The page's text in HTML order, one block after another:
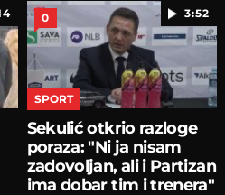
3:52
0
SPORT
Sekulić otkrio razloge
poraza: "Ni ja nisam
zadovoljan, ali i Partizan
ima dobar tim i trenera"